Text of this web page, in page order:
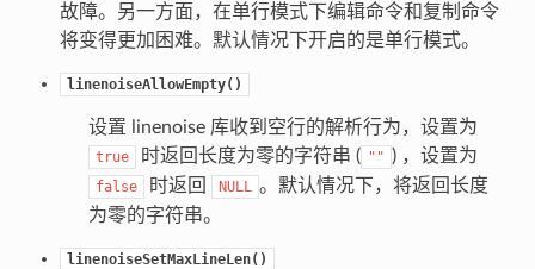
故障。另一方面，在单行模式下编辑命令和复制命令
将变得更加困难。默认情况下开启的是单行模式。
linenoiseAllowEmpty()
设置 linenoise 库收到空行的解析行为，设置为
true 时返回长度为零的字符串 ( "" ) ，设置为
false 时返回 NULL 。默认情况下，将返回长度
为零的字符串。
linenoiseSetMaxLineLen()